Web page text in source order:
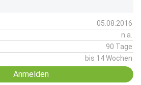
05.08.2016
n.a.
90 Tage
bis 14 Wochen
Anmelden